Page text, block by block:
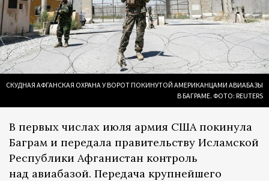
СКУДНАЯ АФГАНСКАЯ ОХРАНА У ВОРОТ ПОКИНУТОЙ АМЕРИКАНЦАМИ АВИАБАЗЫ
В БАГРАМЕ. ФОТО: REUTERS
В первых числах июля армия США покинула
Баграм и передала правительству Исламской
Республики Афганистан контроль
над авиабазой. Передача крупнейшего